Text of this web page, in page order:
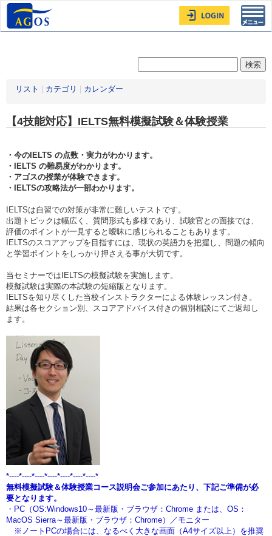
リスト カテゴリ カレンダー
【4技能対応】IELTS無料模擬試験＆体験授業
・今のIELTS の点数・実力がわかります。
・IELTS の難易度がわかります。
・アゴスの授業が体験できます。
・IELTSの攻略法が一部わかります。
IELTSは自習での対策が非常に難しいテストです。
出題トピックは幅広く、質問形式も多様であり、試験官との面接では、
評価のポイントが一見すると曖昧に感じられることもあります。
IELTSのスコアアップを目指すには、現状の英語力を把握し、問題の傾向
と学習ポイントをしっかり押さえる事が大切です。
当セミナーではIELTSの模擬試験を実施します。
模擬試験は実際の本試験の短縮版となります。
IELTSを知り尽くした当校インストラクターによる体験レッスン付き。
結果は各セクション別、スコアアドバイス付きの個別相談にてご返却し
ます。
*----*----*----*----*----*----*----*
無料模擬試験＆体験授業コース説明会ご参加にあたり、下記ご準備が必
要となります。
・PC（OS:Windows10～最新版・ブラウザ：Chrome または、OS：
MacOS Sierra～最新版・ブラウザ：Chrome）／モニター
※ノートPCの場合には、なるべく大きな画面（A4サイズ以上）を推奨